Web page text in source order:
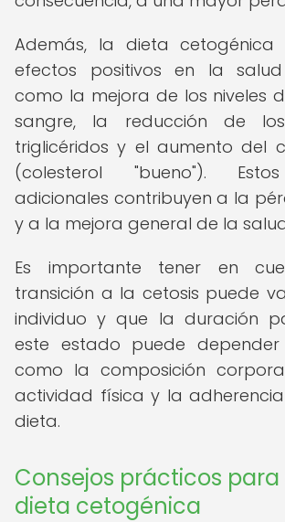
Además, la dieta cetogénica
efectos positivos en la
como la mejora de los niveles
sangre, la reducción de
triglicéridos y el aumento del
(colesterol "bueno").
adicionales contribuyen a la
y a la mejora general de la
Es importante tener en
transición a la cetosis puede
individuo y que la duración
este estado puede
como la composición
actividad física y la
dieta.
Consejos prácticos para
dieta cetogénica